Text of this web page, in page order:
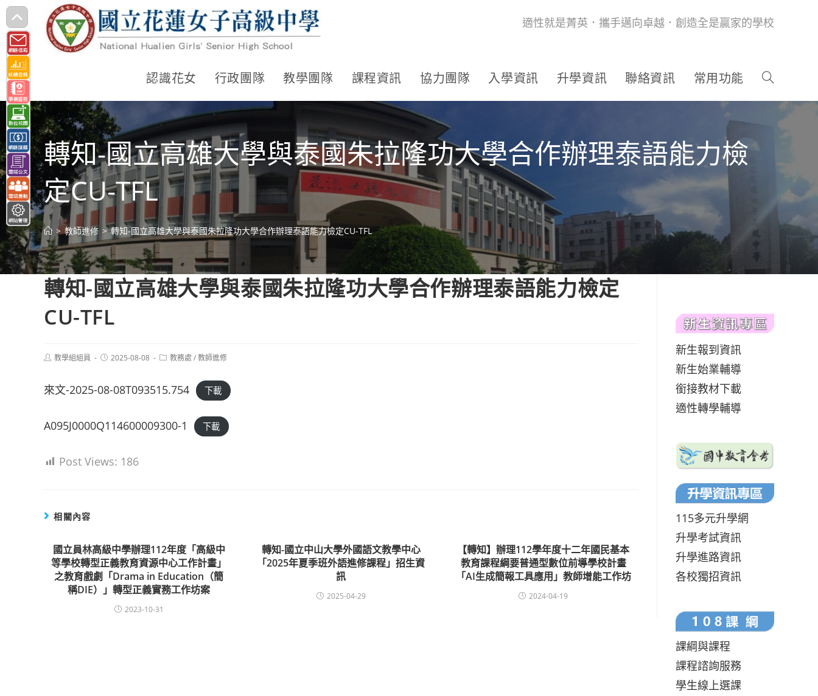
跳
轉
至
主
要
內
容
適性就是菁英．攜手邁向卓越．創造全是贏家的學校
認識花女 行政團隊 教學團隊 課程資訊 協力團隊 入學資訊 升學資訊 聯絡資訊 常用功能
轉知-國立高雄大學與泰國朱拉隆功大學合作辦理泰語能力檢
定CU-TFL
> 教師進修 > 轉知-國立高雄大學與泰國朱拉隆功大學合作辦理泰語能力檢定CU-TFL
轉知-國立高雄大學與泰國朱拉隆功大學合作辦理泰語能力檢定
CU-TFL
Post教學組組員
Post2025-08-08
Post教務處 /教師進修
來文-2025-08-08T093515.754 下載
A095J0000Q114600009300-1 下載
Post Views: 186
相關內容
國立員林高級中學辦理112年度「高級中
等學校轉型正義教育資源中心工作計畫」
之教育戲劇「Drama in Education（簡
稱DIE）」轉型正義實務工作坊案
2023-10-31
轉知-國立中山大學外國語文教學中心
「2025年夏季班外語進修課程」招生資
訊
2025-04-29
【轉知】辦理112學年度十二年國民基本
教育課程綱要普通型數位前導學校計畫
「AI生成簡報工具應用」教師增能工作坊
2024-04-19
新生報到資訊
新生始業輔導
銜接教材下載
適性轉學輔導
115多元升學網
升學考試資訊
升學進路資訊
各校獨招資訊
課綱與課程
課程諮詢服務
學生線上選課